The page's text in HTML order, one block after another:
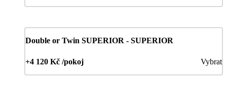
Double or Twin SUPERIOR - SUPERIOR
+4 120 Kč /pokoj Vybrat